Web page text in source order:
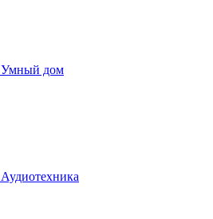
Умный дом
Аудиотехника